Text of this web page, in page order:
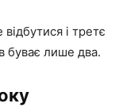
і третє
буває лише два.